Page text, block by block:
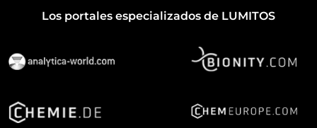
Los portales especializados de LUMITOS